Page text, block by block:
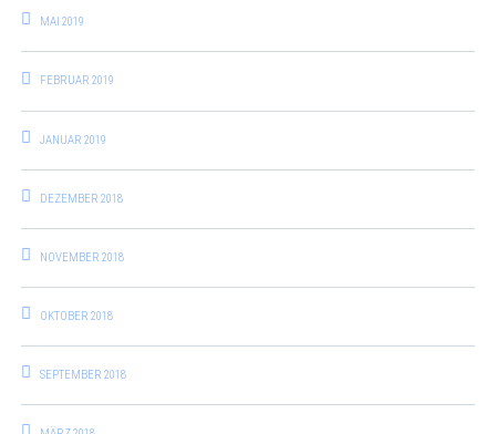
MAI 2019
FEBRUAR 2019
JANUAR 2019
DEZEMBER 2018
NOVEMBER 2018
OKTOBER 2018
SEPTEMBER 2018